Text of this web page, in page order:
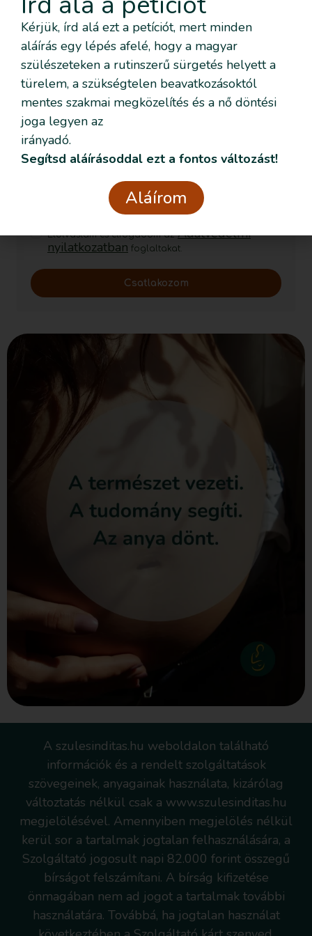
Szeretném nyomon követni az
eseményeket emailben is
Feliratkozom!
Szeretném elmesélni a saját történetemet
Elolvastam és elfogadom azAdatvédelmi
nyilatkozatban foglaltakat.
Csatlakozom
A szulesinditas.hu weboldalon található
információk és a rendelt szolgáltatások
szövegeinek, anyagainak használata, kizárólag
változtatás nélkül csak a www.szulesinditas.hu
megjelölésével. Amennyiben megjelölés nélkül
kerül sor a tartalmak jogtalan felhasználására, a
Szolgáltató jogosult napi 82.000 forint összegű
bírságot felszámítani. A bírság kifizetése
önmagában nem ad jogot a tartalmak további
használatára. Továbbá, ha jogtalan használat
Kérjük, írd alá ezt a petíciót, mert minden
aláírás egy lépés afelé, hogy a magyar
szülészeteken a rutinszerű sürgetés helyett a
türelem, a szükségtelen beavatkozásoktól
mentes szakmai megközelítés és a nő döntési
joga legyen az
irányadó.
Segítsd aláírásoddal ezt a fontos változást!
Aláírom